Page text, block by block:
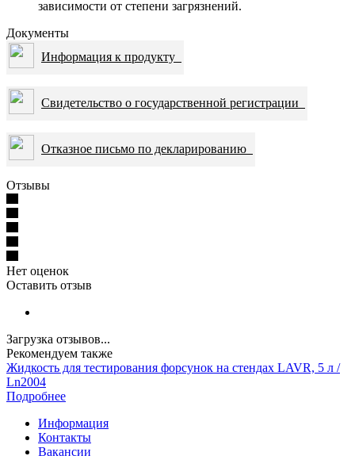
зависимости от степени загрязнений.
Документы
Информация к продукту
Свидетельство о государственной регистрации
Отказное письмо по декларированию
Отзывы
Нет оценок
Оставить отзыв
Загрузка отзывов...
Рекомендуем также
Жидкость для тестирования форсунок на стендах LAVR, 5 л /
Ln2004
Подробнее
Информация
Контакты
Вакансии